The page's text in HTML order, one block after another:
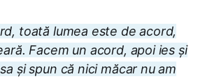
toată lumea este de acord,
Facem un acord, apoi ies și
și spun că nici măcar nu am